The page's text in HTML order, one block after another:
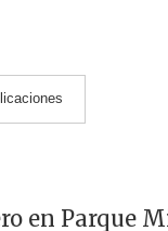
en Parque